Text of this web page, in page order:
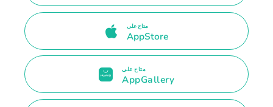
متاح على
AppStore
متاح على
AppGallery